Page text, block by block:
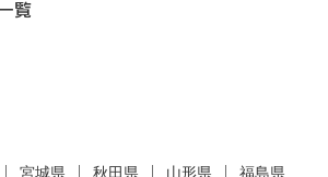
覧
宮城県 秋田県 山形県 福島県